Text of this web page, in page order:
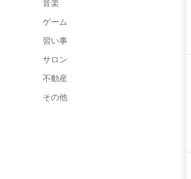
音楽
ゲーム
習い事
サロン
不動産
その他